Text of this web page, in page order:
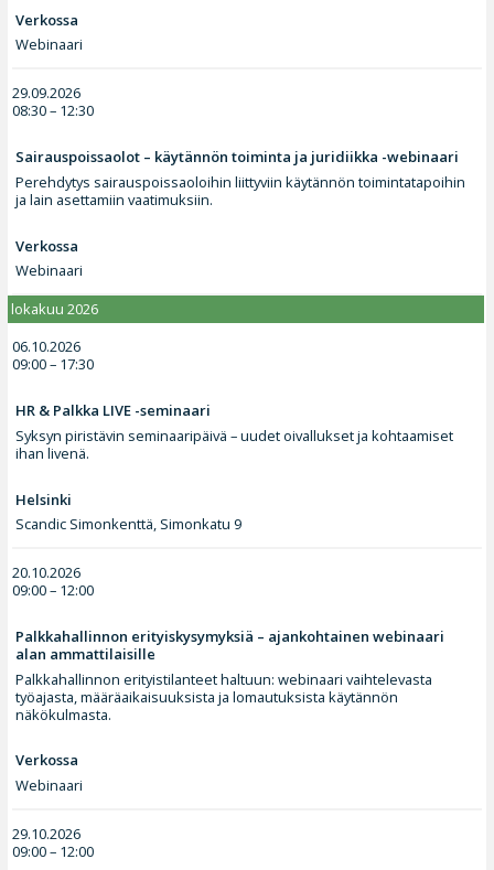
Verkossa
Webinaari
29.09.2026
08:30 – 12:30
Sairauspoissaolot – käytännön toiminta ja juridiikka -webinaari
Perehdytys sairauspoissaoloihin liittyviin käytännön toimintatapoihin
ja lain asettamiin vaatimuksiin.
Verkossa
Webinaari
lokakuu 2026
06.10.2026
09:00 – 17:30
HR & Palkka LIVE -seminaari
Syksyn piristävin seminaaripäivä – uudet oivallukset ja kohtaamiset
ihan livenä.
Helsinki
Scandic Simonkenttä, Simonkatu 9
20.10.2026
09:00 – 12:00
Palkkahallinnon erityiskysymyksiä – ajankohtainen webinaari
alan ammattilaisille
Palkkahallinnon erityistilanteet haltuun: webinaari vaihtelevasta
työajasta, määräaikaisuuksista ja lomautuksista käytännön
näkökulmasta.
Verkossa
Webinaari
29.10.2026
09:00 – 12:00